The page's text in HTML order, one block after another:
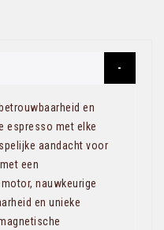
en
espresso met elke
aandacht voor
een
nauwkeurige
en unieke